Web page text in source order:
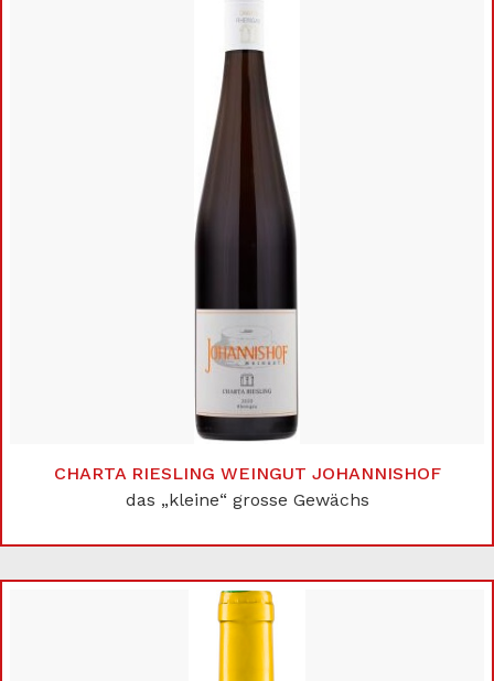
CHARTA RIESLING WEINGUT JOHANNISHOF
das „kleine“ grosse Gewächs